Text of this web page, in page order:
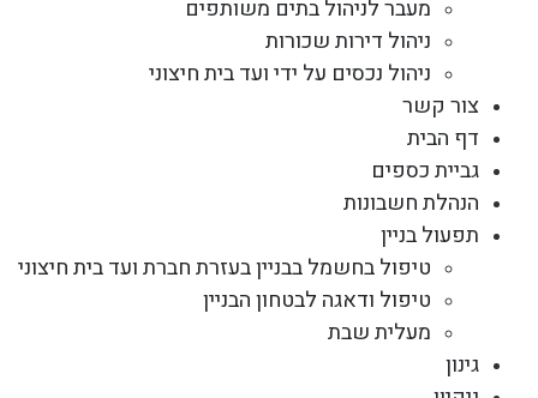
מעבר לניהול בתים משותפים
ניהול דירות שכורות
ניהול נכסים על ידי ועד בית חיצוני
צור קשר
דף הבית
גביית כספים
הנהלת חשבונות
תפעול בניין
טיפול בחשמל בבניין בעזרת חברת ועד בית חיצוני
טיפול ודאגה לבטחון הבניין
מעלית שבת
גינון